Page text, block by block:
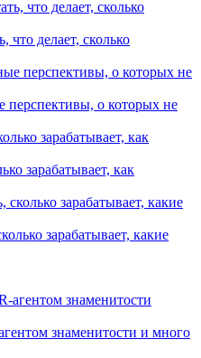
что делает, сколько
перспективы, о которых не
зарабатывает, как
зарабатывает, какие
знаменитости и много